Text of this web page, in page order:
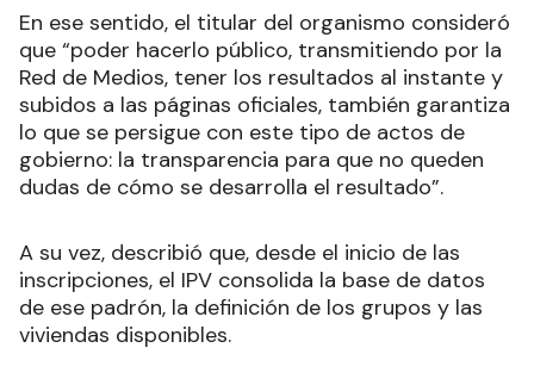
En ese sentido, el titular del organismo consideró
que “poder hacerlo público, transmitiendo por la
Red de Medios, tener los resultados al instante y
subidos a las páginas oficiales, también garantiza
lo que se persigue con este tipo de actos de
gobierno: la transparencia para que no queden
dudas de cómo se desarrolla el resultado”.
A su vez, describió que, desde el inicio de las
inscripciones, el IPV consolida la base de datos
de ese padrón, la definición de los grupos y las
viviendas disponibles.